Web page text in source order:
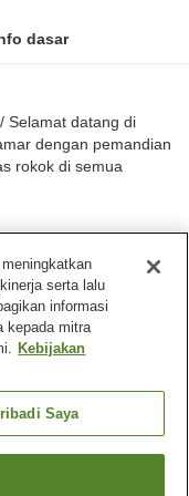
dasar
Selamat datang di
dengan pemandian
rokok di semua
serta lalu
informasi
kepada mitra
Kebijakan
Saya